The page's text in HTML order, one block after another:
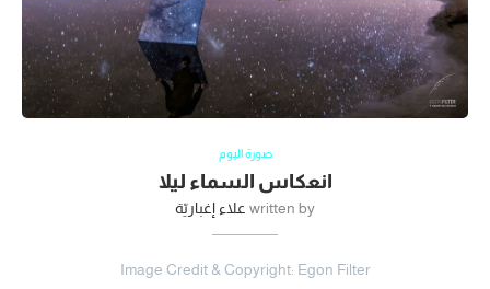
صورة اليوم
انعكاس السماء ليلا
written by علاء إغباريّة
Image Credit & Copyright: Egon Filter